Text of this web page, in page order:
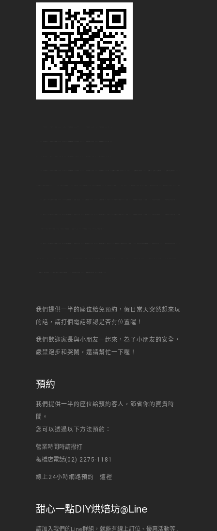
我們提供一半的座位給免預約，假日當天突然想來玩
的話，請打個電話確認是否有位置喔！
我們歡迎家長與小朋友一起來，為了小朋友的安全，
嚴禁跑步和哭鬧，還請幫忙一下喔！
預約
我們提供一半的座位給預約客人，節省你的寶貴時
間。
您可以透過以下方法預約：
營業時間時請撥打
板橋店電話(02) 2275-1181
線上24小時網路預約 這裡
甜心一點DIY烘焙坊@Line
請加入我們的Line群組，就能有線上訂位、優惠活動等..